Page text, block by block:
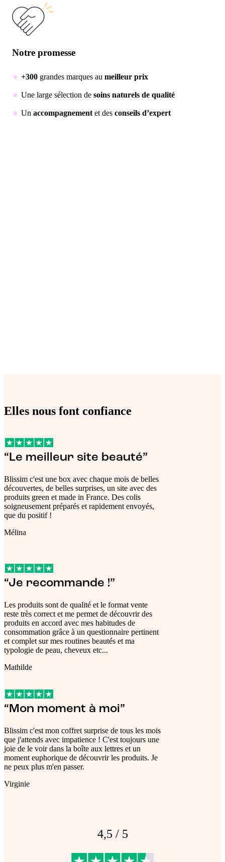
Notre promesse
+300 grandes marques au meilleur prix
Une large sélection de soins naturels de qualité
Un accompagnement et des conseils d’expert
Elles nous font confiance
“Le meilleur site beauté”
Blissim c'est une box avec chaque mois de belles
découvertes, de belles surprises, un site avec des
produits green et made in France. Des colis
soigneusement préparés et rapidement envoyés,
que du positif !
Mélina
“Je recommande !”
Les produits sont de qualité et le format vente
reste très correct et me permet de découvrir des
produits en accord avec mes habitudes de
consommation grâce à un questionnaire pertinent
et complet sur mes routines beautés et ma
typologie de peau, cheveux etc...
Mathilde
“Mon moment à moi”
Blissim c'est mon coffret surprise de tous les mois
que j'attends avec impatience ! C'est toujours une
joie de le voir dans la boîte aux lettres et un
moment euphorique de découvrir les produits. Je
ne peux plus m'en passer.
Virginie
4,5 / 5